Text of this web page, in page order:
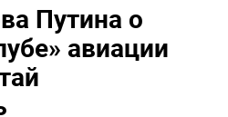
Путина о
авиации